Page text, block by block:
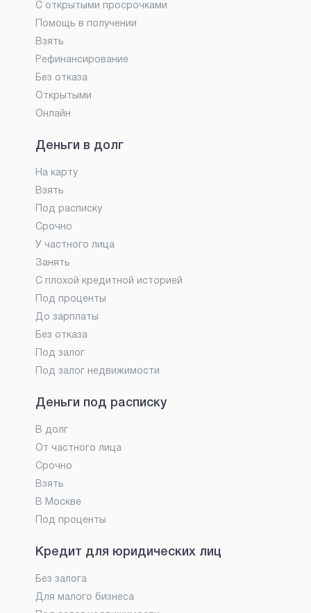
С открытыми просрочками
Помощь в получении
Взять
Рефинансирование
Без отказа
Открытыми
Онлайн
Деньги в долг
На карту
Взять
Под расписку
Срочно
У частного лица
Занять
С плохой кредитной историей
Под проценты
До зарплаты
Без отказа
Под залог
Под залог недвижимости
Деньги под расписку
В долг
От частного лица
Срочно
Взять
В Москве
Под проценты
Кредит для юридических лиц
Без залога
Для малого бизнеса